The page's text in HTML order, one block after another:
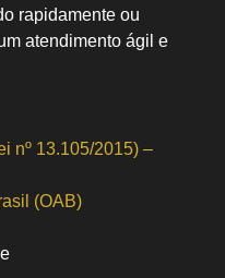
rapidamente ou
atendimento ágil e
nº 13.105/2015) –
(OAB)